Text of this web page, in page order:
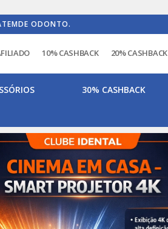
ODONTO.
10% CASHBACK 20% CASHBACK
30% CASHBACK